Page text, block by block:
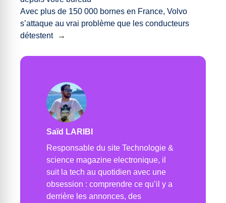
Avec plus de 150 000 bornes en France, Volvo
s’attaque au vrai problème que les conducteurs
détestent
→
Saïd LARIBI
Responsable du site Technologie &
science magazine electronique, il
suit la tech au quotidien avec une
obsession : comprendre ce qu’il y a
derrière les annonces, des